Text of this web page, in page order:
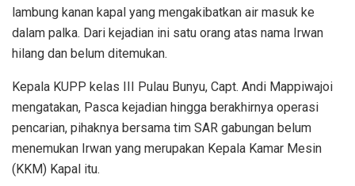
lambung kanan kapal yang mengakibatkan air masuk ke
dalam palka. Dari kejadian ini satu orang atas nama Irwan
hilang dan belum ditemukan.
Kepala KUPP kelas III Pulau Bunyu, Capt. Andi Mappiwajoi
mengatakan, Pasca kejadian hingga berakhirnya operasi
pencarian, pihaknya bersama tim SAR gabungan belum
menemukan Irwan yang merupakan Kepala Kamar Mesin
(KKM) Kapal itu.